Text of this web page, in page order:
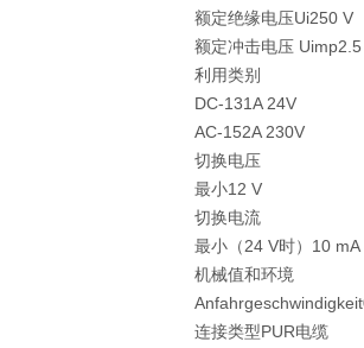
额定绝缘电压Ui250 V
额定冲击电压 Uimp
利用类别
DC-131A 24V
AC-152A 230V
切换电压
最小12 V
切换电流
最小（24 V时） 10 mA
机械值和环境
Anfahrgeschwindigkeit
连接类型PUR电缆